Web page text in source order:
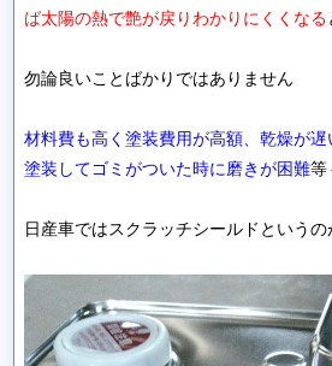
ば太陽の熱で艶が戻りわかりにくくなる
勿論良いことばかりではありません
材料費も高く塗装費用が高額、乾燥が遅
塗装してゴミがついた時に磨きが困難等
日産車ではスクラッチシールドというの